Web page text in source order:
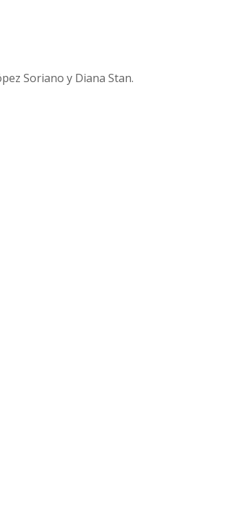
Soriano y Diana Stan.